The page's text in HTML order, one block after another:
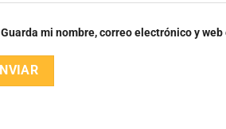
Guarda mi nombre, correo electrónico y